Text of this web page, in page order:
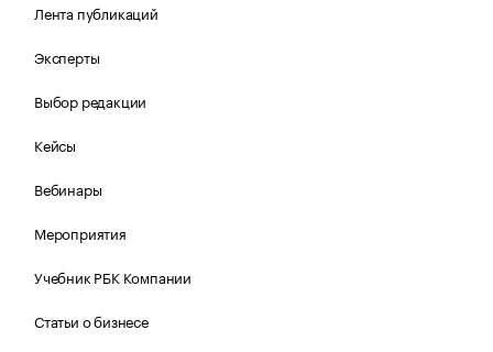
Лента публикаций
Эксперты
Выбор редакции
Кейсы
Вебинары
Мероприятия
Учебник РБК Компании
Статьи о бизнесе